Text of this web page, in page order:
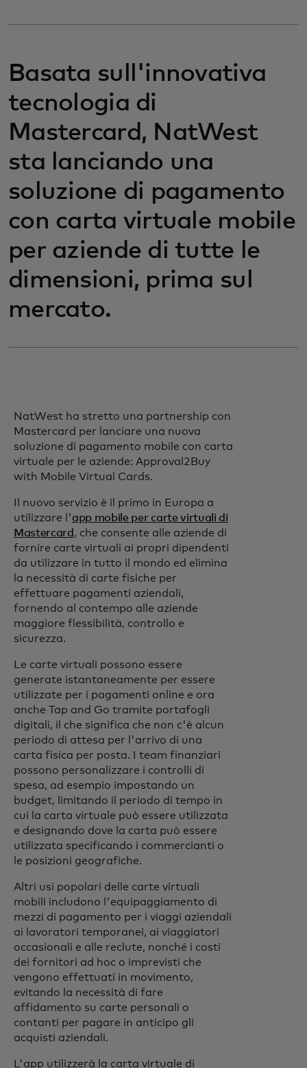
Basata sull'innovativa
tecnologia di
Mastercard, NatWest
sta lanciando una
soluzione di pagamento
con carta virtuale mobile
per aziende di tutte le
dimensioni, prima sul
mercato.
NatWest ha stretto una partnership con
Mastercard per lanciare una nuova
soluzione di pagamento mobile con carta
virtuale per le aziende: Approval2Buy
with Mobile Virtual Cards.
Il nuovo servizio è il primo in Europa a
utilizzare l'app mobile per carte virtuali di
Mastercard , che consente alle aziende di
fornire carte virtuali ai propri dipendenti
da utilizzare in tutto il mondo ed elimina
la necessità di carte fisiche per
effettuare pagamenti aziendali,
fornendo al contempo alle aziende
maggiore flessibilità, controllo e
sicurezza.
Le carte virtuali possono essere
generate istantaneamente per essere
utilizzate per i pagamenti online e ora
anche Tap and Go tramite portafogli
digitali, il che significa che non c'è alcun
periodo di attesa per l'arrivo di una
carta fisica per posta. I team finanziari
possono personalizzare i controlli di
spesa, ad esempio impostando un
budget, limitando il periodo di tempo in
cui la carta virtuale può essere utilizzata
e designando dove la carta può essere
utilizzata specificando i commercianti o
le posizioni geografiche.
Altri usi popolari delle carte virtuali
mobili includono l'equipaggiamento di
mezzi di pagamento per i viaggi aziendali
ai lavoratori temporanei, ai viaggiatori
occasionali e alle reclute, nonché i costi
dei fornitori ad hoc o imprevisti che
vengono effettuati in movimento,
evitando la necessità di fare
affidamento su carte personali o
contanti per pagare in anticipo gli
acquisti aziendali.
L'app utilizzerà la carta virtuale di